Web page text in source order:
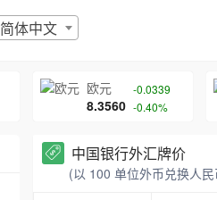
简体中文
欧元
8.3560
-0.0339
-0.40%
中国银行外汇牌价
(以 100 单位外币兑换人